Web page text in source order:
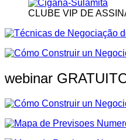
CLUBE VIP DE
webinar